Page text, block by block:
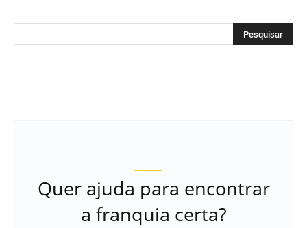
Quer ajuda para encontrar
a franquia certa?